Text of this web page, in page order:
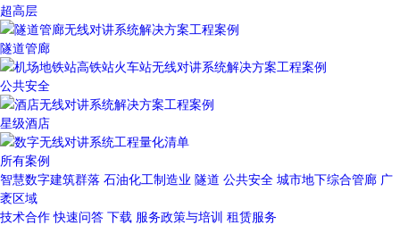
超高层
隧道管廊
公共安全
星级酒店
所有案例
智慧数字建筑群落 石油化工制造业 隧道 公共安全 城市地下综合管廊 广
袤区域
技术合作 快速问答 下载 服务政策与培训 租赁服务